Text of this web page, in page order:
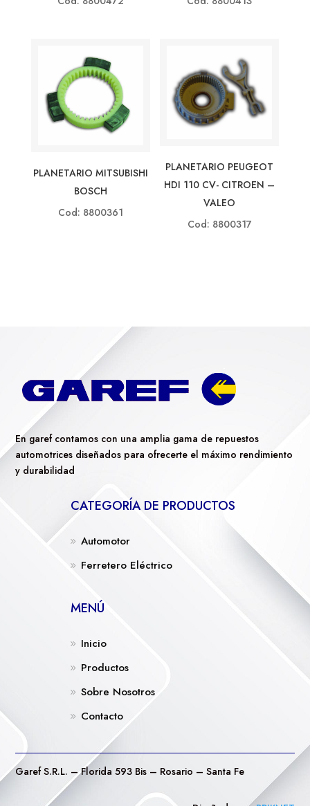
PLANETARIO MITSUBISHI
BOSCH
Cod: 8800361
PLANETARIO PEUGEOT
HDI 110 CV- CITROEN –
VALEO
Cod: 8800317
En garef contamos con una amplia gama de repuestos
automotrices diseñados para ofrecerte el máximo rendimiento
y durabilidad
CATEGORÍA DE PRODUCTOS
Automotor
Ferretero Eléctrico
MENÚ
Inicio
Productos
Sobre Nosotros
Contacto
Garef S.R.L. – Florida 593 Bis – Rosario – Santa Fe